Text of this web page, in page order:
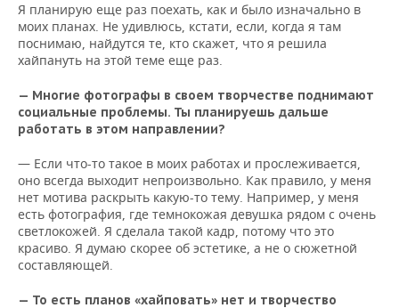
Я планирую еще раз поехать, как и было изначально в
моих планах. Не удивлюсь, кстати, если, когда я там
поснимаю, найдутся те, кто скажет, что я решила
хайпануть на этой теме еще раз.
— Многие фотографы в своем творчестве поднимают
социальные проблемы. Ты планируешь дальше
работать в этом направлении?
— Если что-то такое в моих работах и прослеживается,
оно всегда выходит непроизвольно. Как правило, у меня
нет мотива раскрыть какую-то тему. Например, у меня
есть фотография, где темнокожая девушка рядом с очень
светлокожей. Я сделала такой кадр, потому что это
красиво. Я думаю скорее об эстетике, а не о сюжетной
составляющей.
— То есть планов «хайповать» нет и творчество